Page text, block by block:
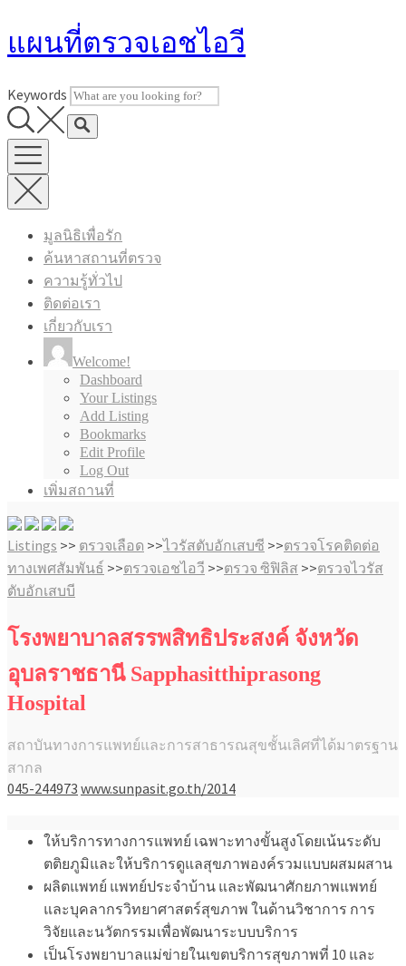
to
แผนที่ตรวจเอชไอวี
Keywords
มูลนิธิเพื่อรัก
ค้นหาสถานที่ตรวจ
ความรู้ทั่วไป
ติดต่อเรา
เกี่ยวกับเรา
Welcome!
Dashboard
Your Listings
Add Listing
Bookmarks
Edit Profile
Log Out
เพิ่มสถานที่
Listings >> ตรวจเลือด >>ไวรัสตับอักเสบซี >>ตรวจโรคติดต่อ
ทางเพศสัมพันธ์ >>ตรวจเอชไอวี >>ตรวจ ซิฟิลิส >>ตรวจไวรัส
ตับอักเสบบี
โรงพยาบาลสรรพสิทธิประสงค์ จังหวัด
อุบลราชธานี Sapphasitthiprasong
Hospital
สถาบันทางการแพทย์และการสาธารณสุขชั้นเลิศที่ได้มาตรฐาน
สากล
045-244973 www.sunpasit.go.th/2014
ให้บริการทางการแพทย์ เฉพาะทางขั้นสูงโดยเน้นระดับ
ตติยภูมิและให้บริการดูแลสุขภาพองค์รวมแบบผสมผสาน
ผลิตแพทย์ แพทย์ประจำบ้าน และพัฒนาศักยภาพแพทย์
และบุคลากรวิทยาศาสตร์สุขภาพ ในด้านวิชาการ การ
วิจัยและนวัตกรรมเพื่อพัฒนาระบบบริการ
เป็นโรงพยาบาลแม่ข่ายในเขตบริการสุขภาพที่ 10 และ